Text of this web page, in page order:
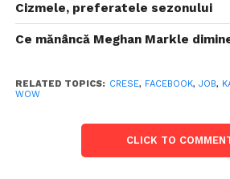
Cizmele, preferatele sezonului
Ce mănâncă Meghan Markle
RELATED TOPICS: CRESE, FACEBOOK, JOB,
WOW
CLICK TO